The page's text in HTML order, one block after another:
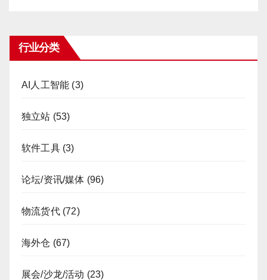
行业分类
AI人工智能 (3)
独立站 (53)
软件工具(3)
论坛/资讯/媒体 (96)
物流货代(72)
海外仓 (67)
展会/沙龙/活动 (23)